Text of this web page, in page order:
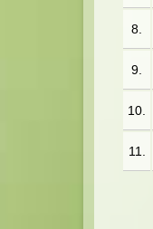
8.
9.
10.
11.